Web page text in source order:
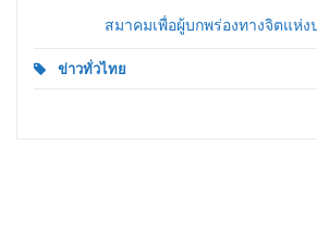
สมาคมเพื่อผู้บกพร่องทางจิตแห่ง
ข่าวทั่วไทย